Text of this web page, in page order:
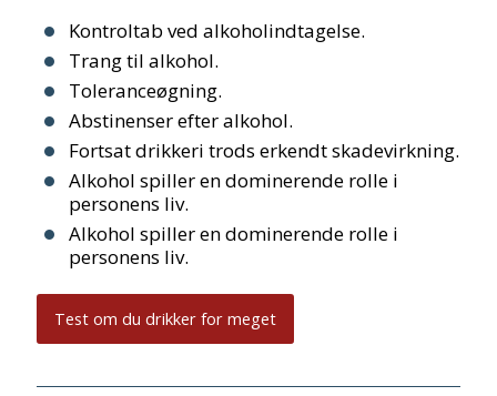
Kontroltab ved alkoholindtagelse.
Trang til alkohol.
Toleranceøgning.
Abstinenser efter alkohol.
Fortsat drikkeri trods erkendt skadevirkning.
Alkohol spiller en dominerende rolle i
personens liv.
Alkohol spiller en dominerende rolle i
personens liv.
Test om du drikker for meget